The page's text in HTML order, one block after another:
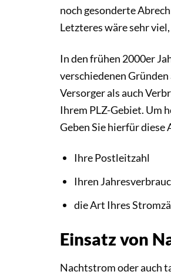
noch gesonderte
Letzteres wäre sehr
In den frühen 2000er
verschiedenen
Versorger als auch
Ihrem PLZ-Gebiet. Um
Geben Sie hierfür diese
Ihre Postleitzahl
Ihren
die Art Ihres
Einsatz von
Nachtstrom oder auch